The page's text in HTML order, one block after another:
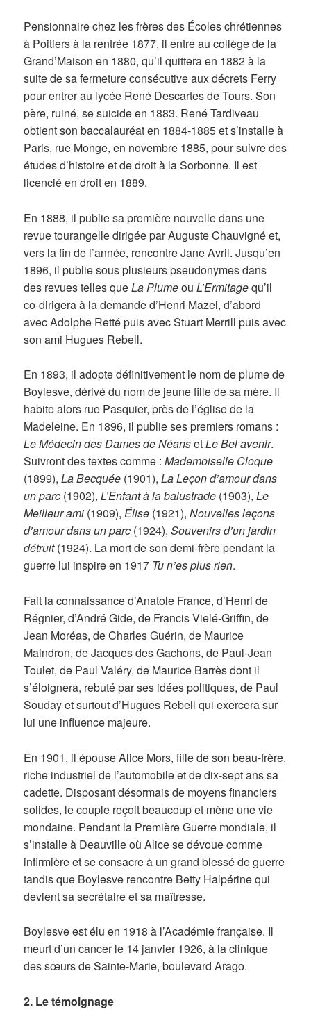
Pensionnaire chez les frères des Écoles chrétiennes
à Poitiers à la rentrée 1877, il entre au collège de la
Grand’Maison en 1880, qu’il quittera en 1882 à la
suite de sa fermeture consécutive aux décrets Ferry
pour entrer au lycée René Descartes de Tours. Son
père, ruiné, se suicide en 1883. René Tardiveau
obtient son baccalauréat en 1884-1885 et s’installe à
Paris, rue Monge, en novembre 1885, pour suivre des
études d’histoire et de droit à la Sorbonne. Il est
licencié en droit en 1889.
En 1888, il publie sa première nouvelle dans une
revue tourangelle dirigée par Auguste Chauvigné et,
vers la fin de l’année, rencontre Jane Avril. Jusqu’en
1896, il publie sous plusieurs pseudonymes dans
des revues telles queLa Plumeou L’Ermitagequ’il
co-dirigera à la demande d’Henri Mazel, d’abord
avec Adolphe Retté puis avec Stuart Merrill puis avec
son ami Hugues Rebell.
En 1893, il adopte définitivement le nom de plume de
Boylesve, dérivé du nom de jeune fille de sa mère. Il
habite alors rue Pasquier, près de l’église de la
Madeleine. En 1896, il publie ses premiers romans :
Le Médecin des Dames de NéansetLe Bel avenir.
Suivront des textes comme :Mademoiselle Cloque
(1899),La Becquée (1901),La Leçon d’amour dans
un parc (1902),L’Enfant à la balustrade (1903),Le
Meilleur ami (1909),Élise (1921),Nouvelles leçons
d’amour dans un parc (1924),Souvenirs d’un jardin
détruit(1924). La mort de son demi-frère pendant la
guerre lui inspire en 1917 Tu n’es plus rien.
Fait la connaissance d’Anatole France, d’Henri de
Régnier, d’André Gide, de Francis Vielé-Griffin, de
Jean Moréas, de Charles Guérin, de Maurice
Maindron, de Jacques des Gachons, de Paul-Jean
Toulet, de Paul Valéry, de Maurice Barrès dont il
s’éloignera, rebuté par ses idées politiques, de Paul
Souday et surtout d’Hugues Rebell qui exercera sur
lui une influence majeure.
En 1901, il épouse Alice Mors, fille de son beau-frère,
riche industriel de l’automobile et de dix-sept ans sa
cadette. Disposant désormais de moyens financiers
solides, le couple reçoit beaucoup et mène une vie
mondaine. Pendant la Première Guerre mondiale, il
s’installe à Deauville où Alice se dévoue comme
infirmière et se consacre à un grand blessé de guerre
tandis que Boylesve rencontre Betty Halpérine qui
devient sa secrétaire et sa maîtresse.
Boylesve est élu en 1918 à l’Académie française. Il
meurt d’un cancer le 14 janvier 1926, à la clinique
des sœurs de Sainte-Marie, boulevard Arago.
2. Le témoignage